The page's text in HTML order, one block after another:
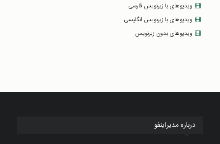
ویدیوهای با زیرنویس فارسی
ویدیوهای با زیرنویس انگلیسی
ویدیوهای بدون زیرنویس
درباره مدیراینفو